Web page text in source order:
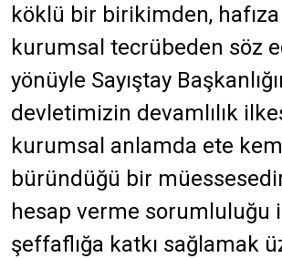
köklü bir birikimden,
kurumsal tecrübeden söz
yönüyle Sayıştay
devletimizin devamlılık
kurumsal anlamda ete
büründüğü bir
hesap verme sorumluluğu
şeffaflığa katkı sağlamak